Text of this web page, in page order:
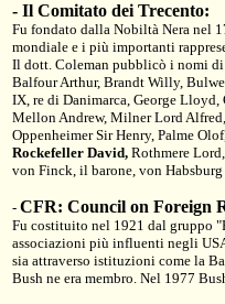
- Il Comitato dei Trecento:
Fu fondato dalla Nobiltà Nera nel
mondiale e i più importanti
Il dott. Coleman pubblicò i nomi di
Balfour Arthur, Brandt Willy,
IX, re di Danimarca, George
Mellon Andrew, Milner Lord Alfred,
Oppenheimer Sir Henry, Palme
Rockefeller David, Rothmere Lord,
von Finck, il barone, von
- CFR: Council on Foreign
Fu costituito nel 1921 dal gruppo
associazioni più influenti negli
sia attraverso istituzioni come la
Bush ne era membro. Nel 1977